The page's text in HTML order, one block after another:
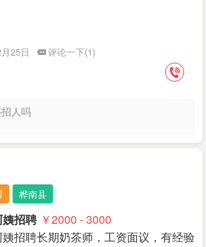
25日
评论一下(1)
人吗
桦南县
招聘 ￥2000 - 3000
招聘长期奶茶师，工资面议，有经验